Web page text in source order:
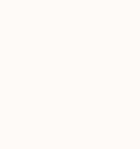
MACHINE À
?